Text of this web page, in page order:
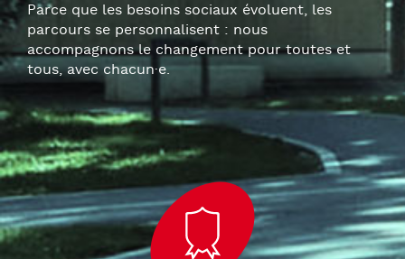
Parce que les besoins sociaux évoluent, les
parcours se personnalisent : nous
accompagnons le changement pour toutes et
tous, avec chacun·e.